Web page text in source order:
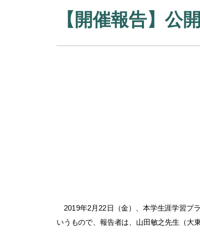
【開催報告】公
2019年2月22日（金）、本学生涯学習プ
いうもので、報告者は、山田敏之先生（大